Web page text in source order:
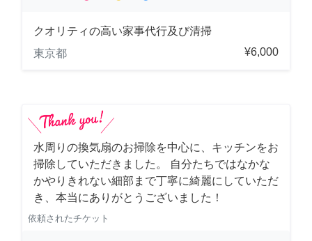
クオリティの高い家事代行及び清掃
東京都
¥6,000
水周りの換気扇のお掃除を中心に、キッチンをお
掃除していただきました。 自分たちではなかな
かやりきれない細部まで丁寧に綺麗にしていただ
き、本当にありがとうございました！
依頼されたチケット